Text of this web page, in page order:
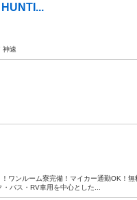
神速
ワンルーム寮完備！マイカー通勤OK！無
バス・RV車用を中心とした...